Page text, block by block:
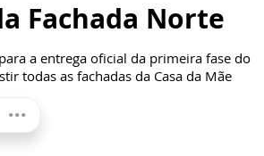
Fachada Norte
a entrega oficial da primeira fase do
todas as fachadas da Casa da Mãe